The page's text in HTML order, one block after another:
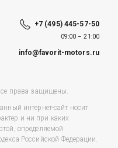
+7 (495) 445-57-50
09:00 – 21:00
info@favorit-motors.ru
права защищены.
интернет-сайт носит
и ни при каких
определяемой
Российской Федерации.